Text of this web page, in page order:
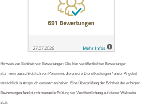
Hinweis zur Echtheit von Bewertungen: Die hier veröffentlichten Bewertungen
stammen ausschließlich von Personen, die unsere Dienstleistungen / unser Angebot
tatsächlich in Anspruch genommen haben. Eine Überprüfung der Echtheit der erfolgten
Bewertungen fand durch manuelle Prüfung vor Veröffentlichung auf dieser Webseite
statt.